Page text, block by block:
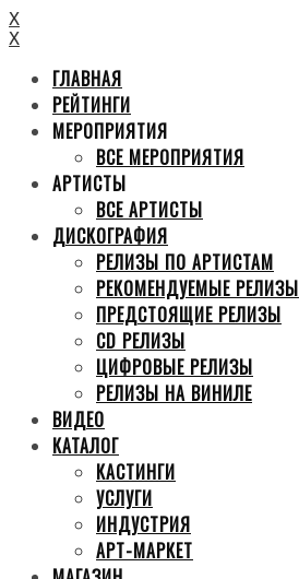
X
X
ГЛАВНАЯ
РЕЙТИНГИ
МЕРОПРИЯТИЯ
ВСЕ МЕРОПРИЯТИЯ
АРТИСТЫ
ВСЕ АРТИСТЫ
ДИСКОГРАФИЯ
РЕЛИЗЫ ПО АРТИСТАМ
РЕКОМЕНДУЕМЫЕ РЕЛИЗЫ
ПРЕДСТОЯЩИЕ РЕЛИЗЫ
CD РЕЛИЗЫ
ЦИФРОВЫЕ РЕЛИЗЫ
РЕЛИЗЫ НА ВИНИЛЕ
ВИДЕО
КАТАЛОГ
КАСТИНГИ
УСЛУГИ
ИНДУСТРИЯ
АРТ-МАРКЕТ